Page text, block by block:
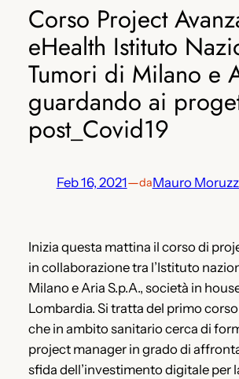
Corso Project
eHealth Istituto
Tumori di Milano e
guardando ai
post_Covid19
Feb 16, 2021—daMauro
Inizia questa mattina il corso di
in collaborazione tra l’Istituto
Milano e Aria S.p.A., società in
Lombardia. Si tratta del primo
che in ambito sanitario cerca di
project manager in grado di
sfida dell’investimento digitale per